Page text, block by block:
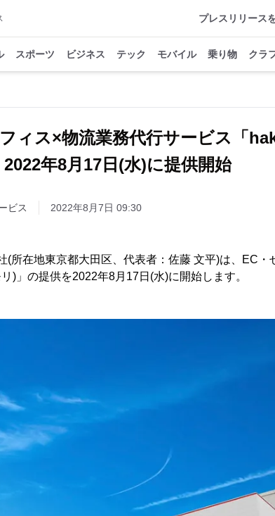
プレスリリース
スポーツ ビジネス テック モバイル 乗り物 クラ
ィス×物流業務代行サービス「
2022年8月17日(水)に提供開始
ビス 2022年8月7日 09:30
(所在地東京都大田区、代表者：佐藤 文平)は、EC・
)」の提供を2022年8月17日(水)に開始します。